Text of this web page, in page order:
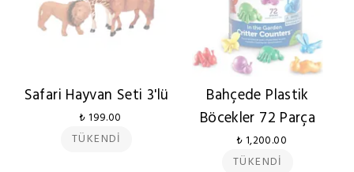
Safari Hayvan Seti 3'lü
₺ 199.00
TÜKENDİ
Bahçede Plastik
Böcekler 72 Parça
₺ 1,200.00
TÜKENDİ